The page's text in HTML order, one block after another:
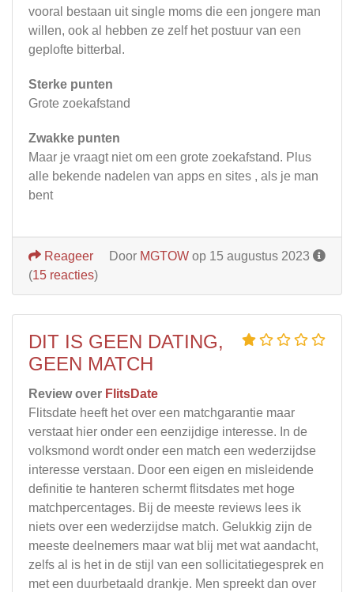
vooral bestaan uit single moms die een jongere man
willen, ook al hebben ze zelf het postuur van een
geplofte bitterbal.
Sterke punten
Grote zoekafstand
Zwakke punten
Maar je vraagt niet om een grote zoekafstand. Plus
alle bekende nadelen van apps en sites , als je man
bent
Door MGTOW op 15 augustus 2023
Reageer
(15 reacties)
DIT IS GEEN DATING,
GEEN MATCH
Review over FlitsDate
Flitsdate heeft het over een matchgarantie maar
verstaat hier onder een eenzijdige interesse. In de
volksmond wordt onder een match een wederzijdse
interesse verstaan. Door een eigen en misleidende
definitie te hanteren schermt flitsdates met hoge
matchpercentages. Bij de meeste reviews lees ik
niets over een wederzijdse match. Gelukkig zijn de
meeste deelnemers maar wat blij met wat aandacht,
zelfs al is het in de stijl van een sollicitatiegesprek en
met een duurbetaald drankje. Men spreekt dan over